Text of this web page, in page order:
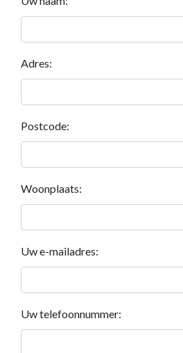
Adres:
Postcode:
Woonplaats:
Uw e-mailadres:
Uw telefoonnummer: